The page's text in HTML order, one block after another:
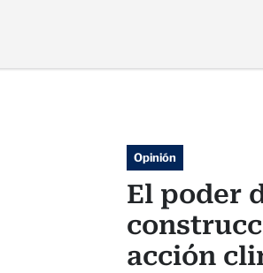
Opinión
El poder
acción